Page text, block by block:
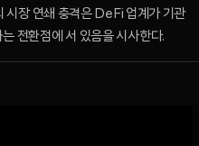
시장 연쇄 충격은 DeFi 업계가 기관
전환점에 서 있음을 시사한다.